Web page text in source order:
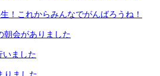
！これからみんなでがんばろうね！
朝会がありました
いました